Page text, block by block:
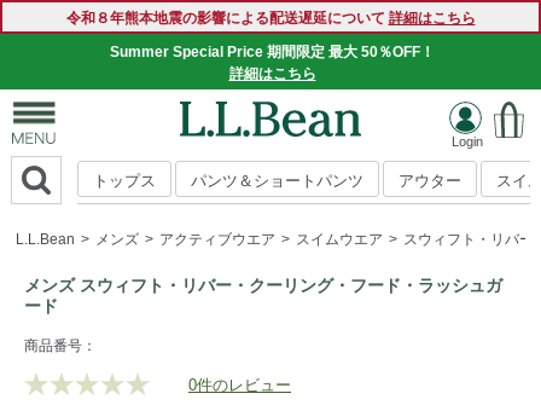
令和８年熊本地震の影響による配送遅延について 詳細はこちら
Summer Special Price 期間限定 最大 50％OFF！
詳細はこちら
トップス パンツ＆ショートパンツ アウター スイ
L.L.Bean メンズ アクティブウエア スイムウエア スウィフト・リバー
メンズ スウィフト・リバー・クーリング・フード・ラッシュガ
ード
https://www.llbean.co.jp/mens/activewear/swimwear/g/
商品番号：
評
0件のレビュー